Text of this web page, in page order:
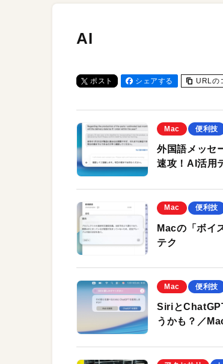
AI
ポスト シェアする URLの
Mac 便利技
外国語メッセ
速攻！AI活用
Mac 便利技
Macの「ボイ
テク
Mac 便利技
Siriと
うかも？／